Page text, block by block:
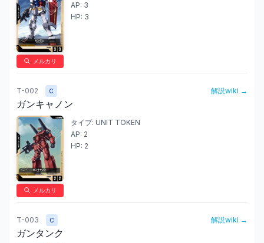
メルカリ
AP: 3
HP: 3
T-002 C 解説wiki →
ガンキャノン
メルカリ
タイプ: UNIT TOKEN
AP: 2
HP: 2
T-003 C 解説wiki →
ガンタンク